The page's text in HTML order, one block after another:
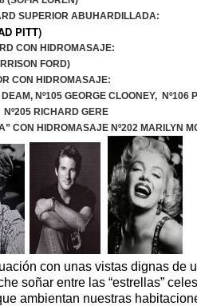
SUPERIOR ABUHARDILLADA:
PITT)
CON HIDROMASAJE:
FORD)
CON HIDROMASAJE:
DEAM, Nº105 GEORGE CLOONEY, Nº106
Nº205 RICHARD GERE
CON HIDROMASAJE Nº202 MARILYN
con unas vistas dignas de
soñar entre las “estrellas”
ambientan nuestras